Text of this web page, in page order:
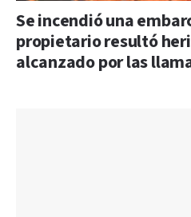
Se incendió una
propietario resultó
alcanzado por las